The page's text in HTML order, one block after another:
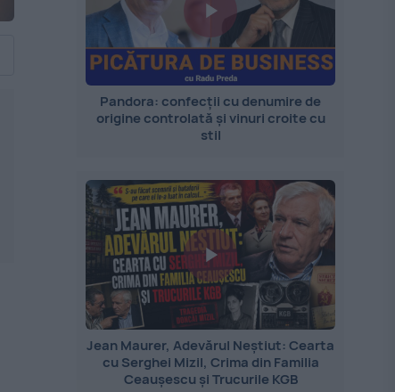
Pandora: confecții cu denumire de
origine controlată și vinuri croite cu
stil
Jean Maurer, Adevărul Neștiut: Cearta
cu Serghei Mizil, Crima din Familia
Ceaușescu și Trucurile KGB